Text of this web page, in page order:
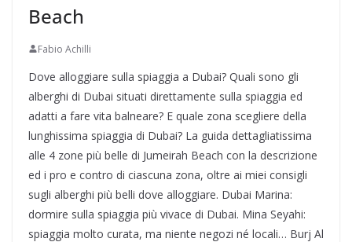
Beach
Fabio Achilli
Dove alloggiare sulla spiaggia a Dubai? Quali sono gli
alberghi di Dubai situati direttamente sulla spiaggia ed
adatti a fare vita balneare? E quale zona scegliere della
lunghissima spiaggia di Dubai? La guida dettagliatissima
alle 4 zone più belle di Jumeirah Beach con la descrizione
ed i pro e contro di ciascuna zona, oltre ai miei consigli
sugli alberghi più belli dove alloggiare. Dubai Marina:
dormire sulla spiaggia più vivace di Dubai. Mina Seyahi:
spiaggia molto curata, ma niente negozi né locali… Burj Al